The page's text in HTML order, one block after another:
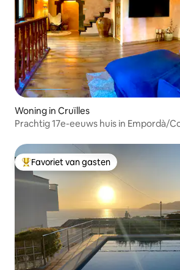
Woning in Cruïlles
Prachtig 17e-eeuws huis in Empordà/
Topfavoriet van gasten
Favoriet van gasten